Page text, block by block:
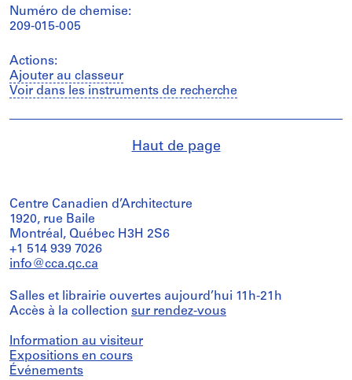
Numéro de chemise:
209-015-005
Actions:
Ajouter au classeur
Voir dans les instruments de recherche
Haut de page
Centre Canadien d’Architecture
1920, rue Baile
Montréal, Québec H3H 2S6
+1 514 939 7026
info@cca.qc.ca
Salles et librairie ouvertes aujourd’hui 11h-21h
Accès à la collection sur rendez-vous
Information au visiteur
Expositions en cours
Événements